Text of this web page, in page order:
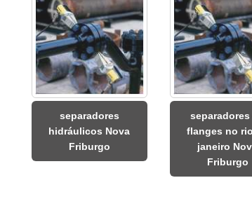
separadores
hidráulicos Nova
Friburgo
separadores
flanges no
janeiro
Friburgo